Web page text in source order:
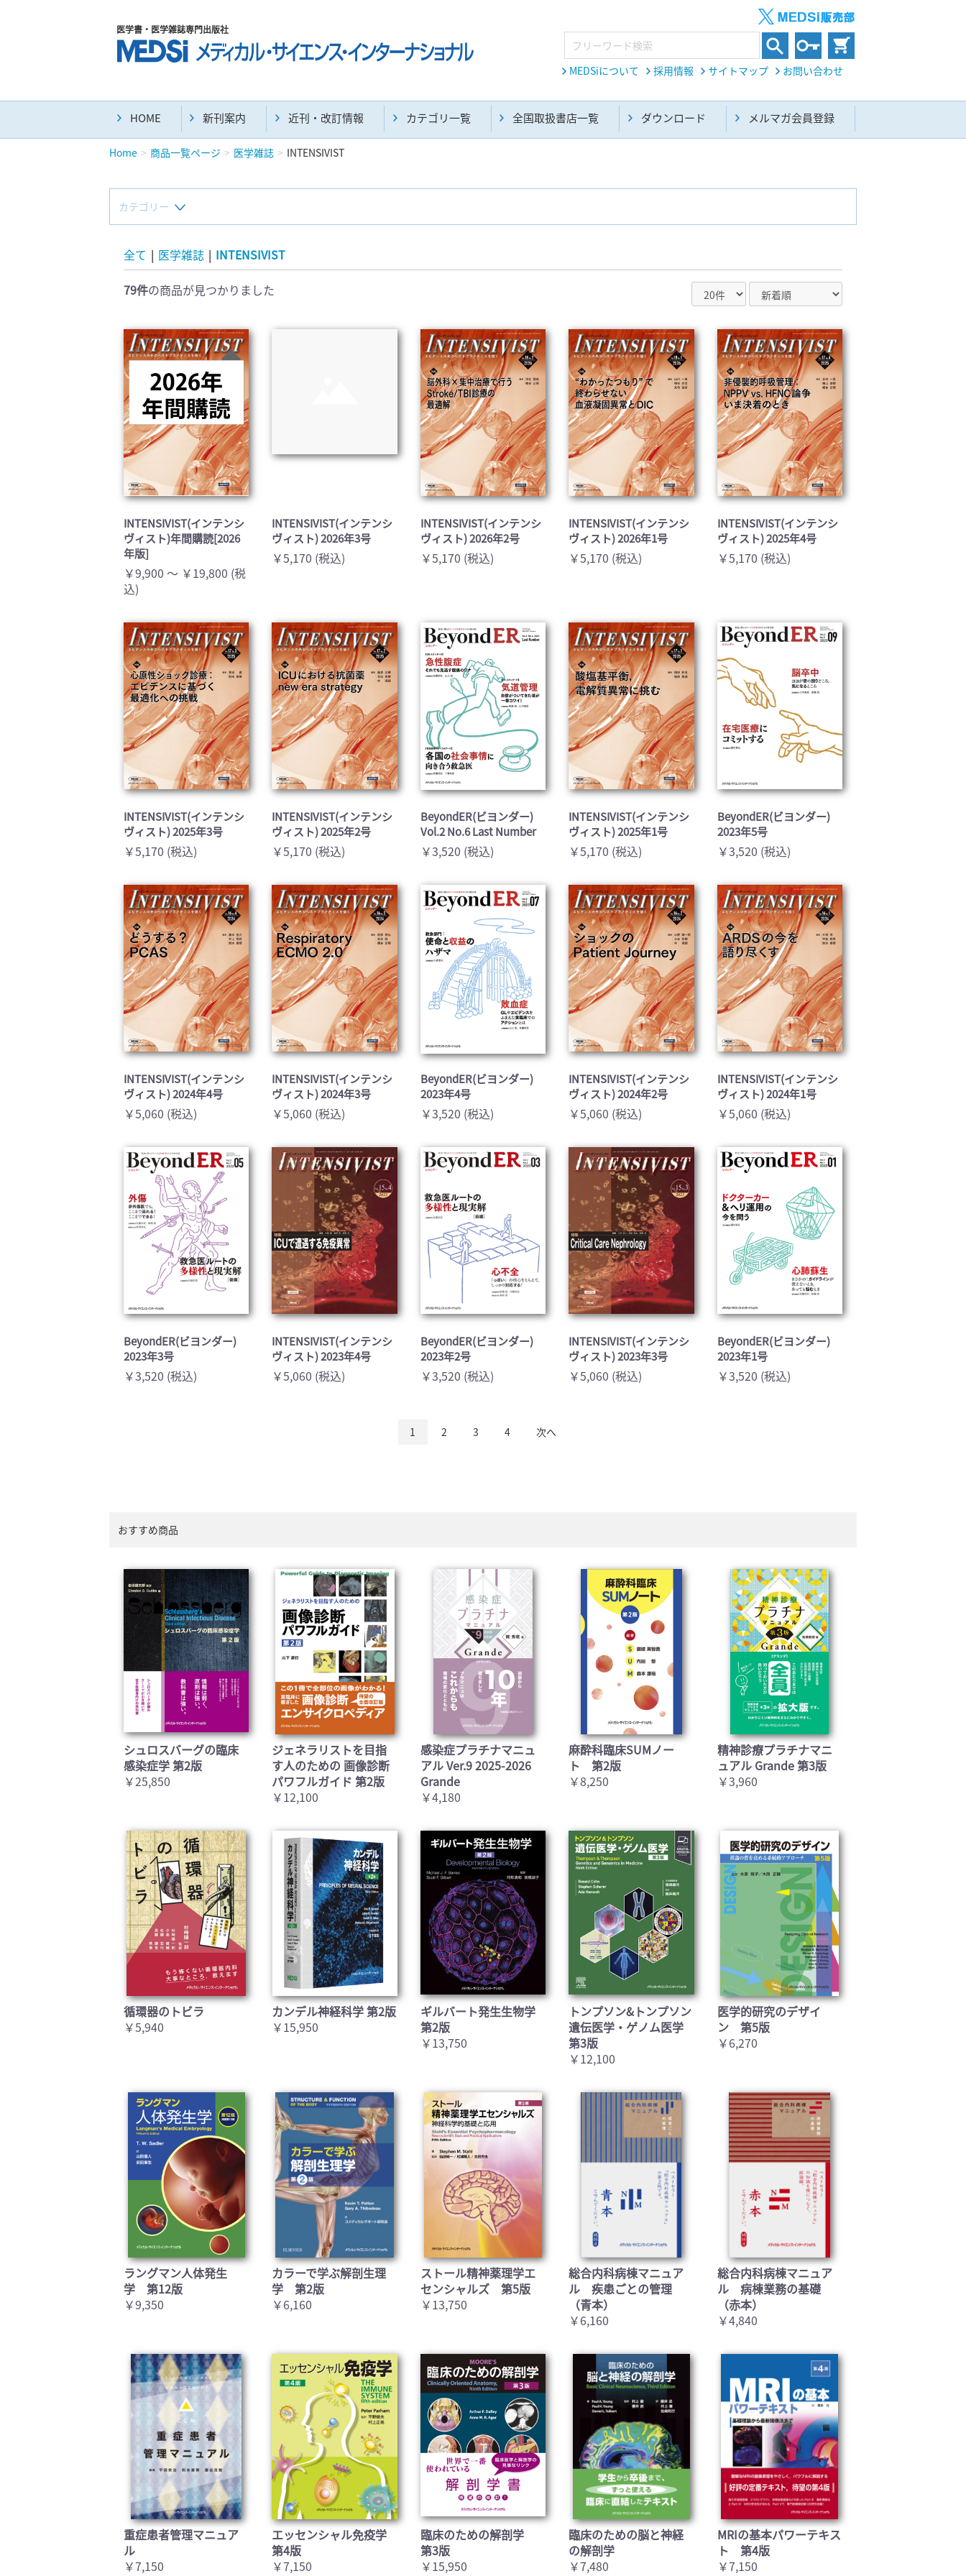
医学書・医学雑誌専門出版社
MEDSiについて 採用情報 サイトマップ お問い合わせ
HOME 新刊案内 近刊・改訂情報 カテゴリ一覧 全国取扱書店一覧 ダウンロード メルマガ会員登録
Home 商品一覧ページ 医学雑誌 INTENSIVIST
カテゴリー
新刊(直近6ヶ月)(24)
マニュアル(39) 生命科学・関連書籍(38)
臨床医学:一般(359) 臨床医学:外科系(249)
基礎医学(93)
基礎医学関連科学(80)
看護学(21)
医療技術(16)
歯科学(3)
薬学(7)
保健・体育(1)
衛生・公衆衛生学(14)
マルチメディア(0)
全て | 医学雑誌 | INTENSIVIST
79件の商品が見つかりました
INTENSIVIST(インテンシ
ヴィスト)年間購読[2026
年版]
￥9,900 ～ ￥19,800 (税
込)
INTENSIVIST(インテンシ
ヴィスト) 2026年3号
￥5,170 (税込)
INTENSIVIST(インテンシ
ヴィスト) 2026年2号
￥5,170 (税込)
INTENSIVIST(インテンシ
ヴィスト) 2026年1号
￥5,170 (税込)
INTENSIVIST(インテンシ
ヴィスト) 2025年4号
￥5,170 (税込)
INTENSIVIST(インテンシ
ヴィスト) 2025年3号
￥5,170 (税込)
INTENSIVIST(インテンシ
ヴィスト) 2025年2号
￥5,170 (税込)
BeyondER(ビヨンダー)
Vol.2 No.6 Last Number
￥3,520 (税込)
INTENSIVIST(インテンシ
ヴィスト) 2025年1号
￥5,170 (税込)
BeyondER(ビヨンダー)
2023年5号
￥3,520 (税込)
INTENSIVIST(インテンシ
ヴィスト) 2024年4号
￥5,060 (税込)
INTENSIVIST(インテンシ
ヴィスト) 2024年3号
￥5,060 (税込)
BeyondER(ビヨンダー)
2023年4号
￥3,520 (税込)
INTENSIVIST(インテンシ
ヴィスト) 2024年2号
￥5,060 (税込)
INTENSIVIST(インテンシ
ヴィスト) 2024年1号
￥5,060 (税込)
BeyondER(ビヨンダー)
2023年3号
￥3,520 (税込)
INTENSIVIST(インテンシ
ヴィスト) 2023年4号
￥5,060 (税込)
BeyondER(ビヨンダー)
2023年2号
￥3,520 (税込)
INTENSIVIST(インテンシ
ヴィスト) 2023年3号
￥5,060 (税込)
BeyondER(ビヨンダー)
2023年1号
￥3,520 (税込)
お買い物を続ける カートへ進む
1 2 3 4 次へ
おすすめ商品
シュロスバーグの臨床
感染症学 第2版
￥25,850
ジェネラリストを目指
す人のための 画像診断
パワフルガイド 第2版
￥12,100
感染症プラチナマニュ
アル Ver.9 2025-2026
Grande
￥4,180
麻酔科臨床SUMノー
ト 第2版
￥8,250
精神診療プラチナマニ
ュアル Grande 第3版
￥3,960
循環器のトビラ
￥5,940
カンデル神経科学 第2版
￥15,950
ギルバート発生生物学
第2版
￥13,750
トンプソン&トンプソン
遺伝医学・ゲノム医学
第3版
￥12,100
医学的研究のデザイ
ン 第5版
￥6,270
ラングマン人体発生
学 第12版
￥9,350
カラーで学ぶ解剖生理
学 第2版
￥6,160
ストール精神薬理学エ
センシャルズ 第5版
￥13,750
総合内科病棟マニュア
ル 疾患ごとの管理
（青本）
￥6,160
総合内科病棟マニュア
ル 病棟業務の基礎
（赤本）
￥4,840
重症患者管理マニュア
ル
￥7,150
エッセンシャル免疫学
第4版
￥7,150
臨床のための解剖学
第3版
￥15,950
臨床のための脳と神経
の解剖学
￥7,480
MRIの基本パワーテキス
ト 第4版
￥7,150